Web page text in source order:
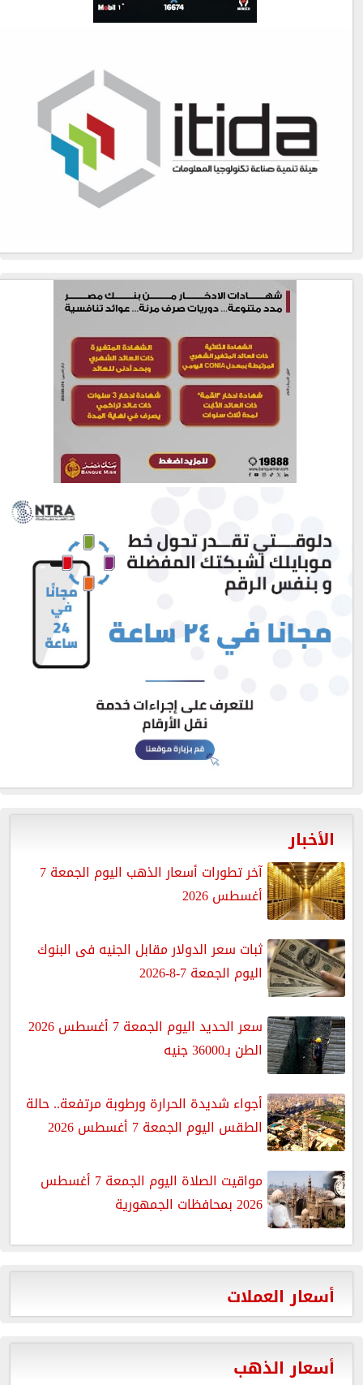
الأخبار
آخر تطورات أسعار الذهب اليوم الجمعة 7
أغسطس 2026
ثبات سعر الدولار مقابل الجنيه فى البنوك
اليوم الجمعة 7-8-2026
سعر الحديد اليوم الجمعة 7 أغسطس 2026
الطن بـ36000 جنيه
أجواء شديدة الحرارة ورطوبة مرتفعة.. حالة
الطقس اليوم الجمعة 7 أغسطس 2026
مواقيت الصلاة اليوم الجمعة 7 أغسطس
2026 بمحافظات الجمهورية
أسعار العملات
أسعار الذهب